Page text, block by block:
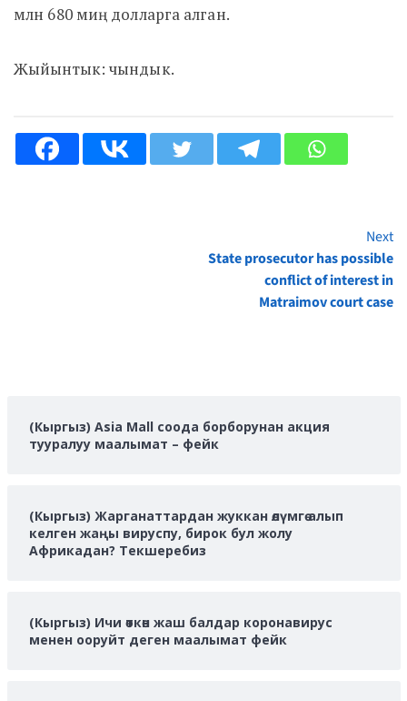
млн 680 миң долларга алган.
Жыйынтык: чындык.
Next
State prosecutor has possible
conflict of interest in
Matraimov court case
(Кыргыз) Asia Mall соода борборунан акция
тууралуу маалымат – фейк
(Кыргыз) Жарганаттардан жуккан өлүмгө алып
келген жаңы вируспу, бирок бул жолу
Африкадан? Текшеребиз
(Кыргыз) Ичи өткөн жаш балдар коронавирус
менен ооруйт деген маалымат фейк